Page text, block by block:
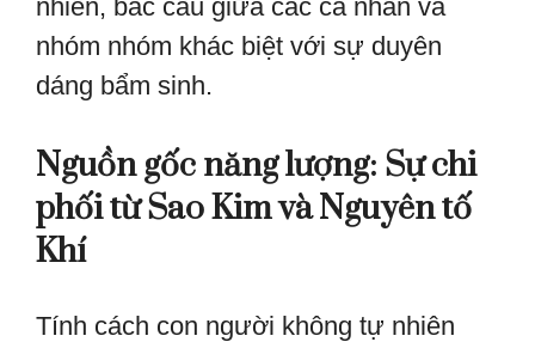
nhiên, bắc cầu giữa các cá nhân và
nhóm nhóm khác biệt với sự duyên
dáng bẩm sinh.
Nguồn gốc năng lượng: Sự chi
phối từ Sao Kim và Nguyên tố
Khí
Tính cách con người không tự nhiên